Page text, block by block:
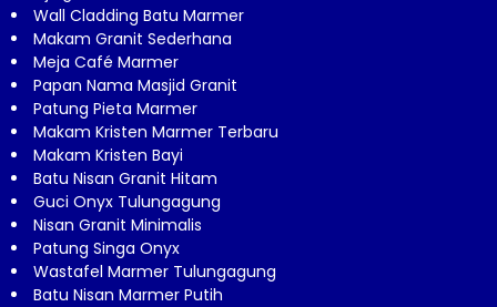
Wall Cladding Batu Marmer
Makam Granit Sederhana
Meja Café Marmer
Papan Nama Masjid Granit
Patung Pieta Marmer
Makam Kristen Marmer Terbaru
Makam Kristen Bayi
Batu Nisan Granit Hitam
Guci Onyx Tulungagung
Nisan Granit Minimalis
Patung Singa Onyx
Wastafel Marmer Tulungagung
Batu Nisan Marmer Putih